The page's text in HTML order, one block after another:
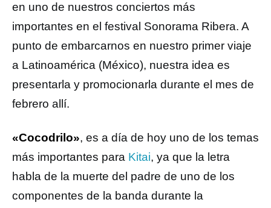
en uno de nuestros conciertos más
importantes en el festival Sonorama Ribera. A
punto de embarcarnos en nuestro primer viaje
a Latinoamérica (México), nuestra idea es
presentarla y promocionarla durante el mes de
febrero allí.
«Cocodrilo», es a día de hoy uno de los temas
más importantes para Kitai, ya que la letra
habla de la muerte del padre de uno de los
componentes de la banda durante la